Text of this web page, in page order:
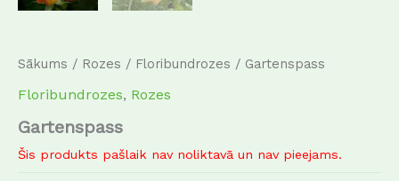
Sākums / Rozes / Floribundrozes / Gartenspass
Floribundrozes, Rozes
Gartenspass
Šis produkts pašlaik nav noliktavā un nav pieejams.